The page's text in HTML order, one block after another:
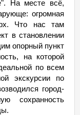
На месте всё,
огромная
Что нас там
в становлении
опорный пункт
на которой
по всем
экскурсии по
город-
сохранность